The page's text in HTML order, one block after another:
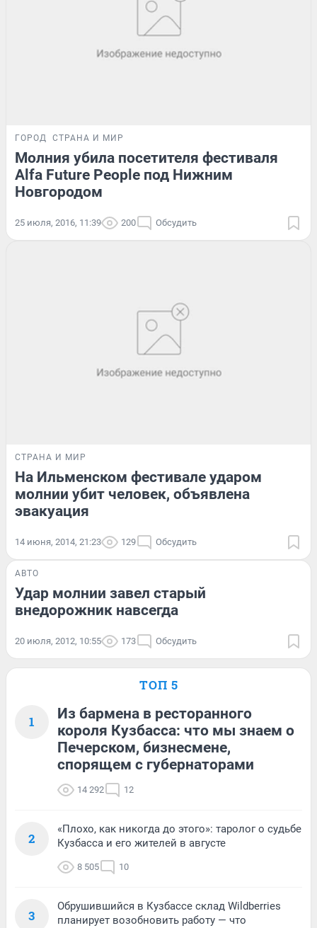
ГОРОД СТРАНА И МИР
Молния убила посетителя фестиваля
Alfa Future People под Нижним
Новгородом
25 июля, 2016, 11:39 200 Обсудить
СТРАНА И МИР
На Ильменском фестивале ударом
молнии убит человек, объявлена
эвакуация
14 июня, 2014, 21:23 129 Обсудить
АВТО
Удар молнии завел старый
внедорожник навсегда
20 июля, 2012, 10:55 173 Обсудить
ТОП 5
1
Из бармена в ресторанного
короля Кузбасса: что мы знаем о
Печерском, бизнесмене,
спорящем с губернаторами
14 292 12
2
«Плохо, как никогда до этого»: таролог о судьбе
Кузбасса и его жителей в августе
8 505 10
3
Обрушившийся в Кузбассе склад Wildberries
планирует возобновить работу — что